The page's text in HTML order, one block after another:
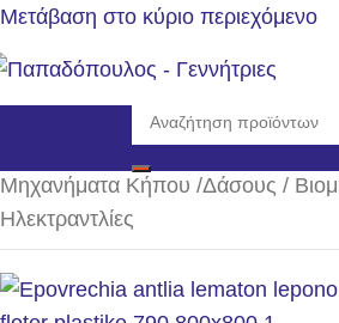
Μετάβαση στο κύριο περιεχόμενο
Αρχική σελίδα/
Μηχανήματα Κήπου /Δάσους /
Ηλεκτραντλίες